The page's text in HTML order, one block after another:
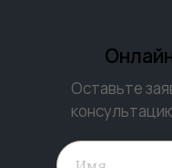
Оставьте